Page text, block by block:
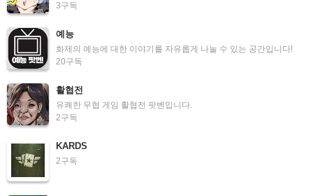
3구독
예능
화제의 예능에 대한 이야기를 자유롭게 나눌 수 있는 공간입니다!
20구독
활협전
유쾌한 무협 게임 활협전 팟벤입니다.
2구독
KARDS
2구독